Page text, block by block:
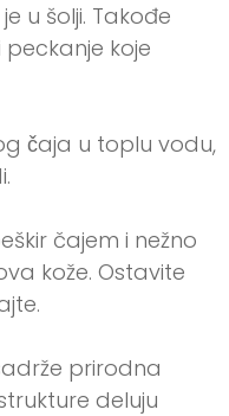
u šolji. Takođe
peckanje koje
čaja u toplu vodu,
čajem i nežno
kože. Ostavite
prirodna
deluju